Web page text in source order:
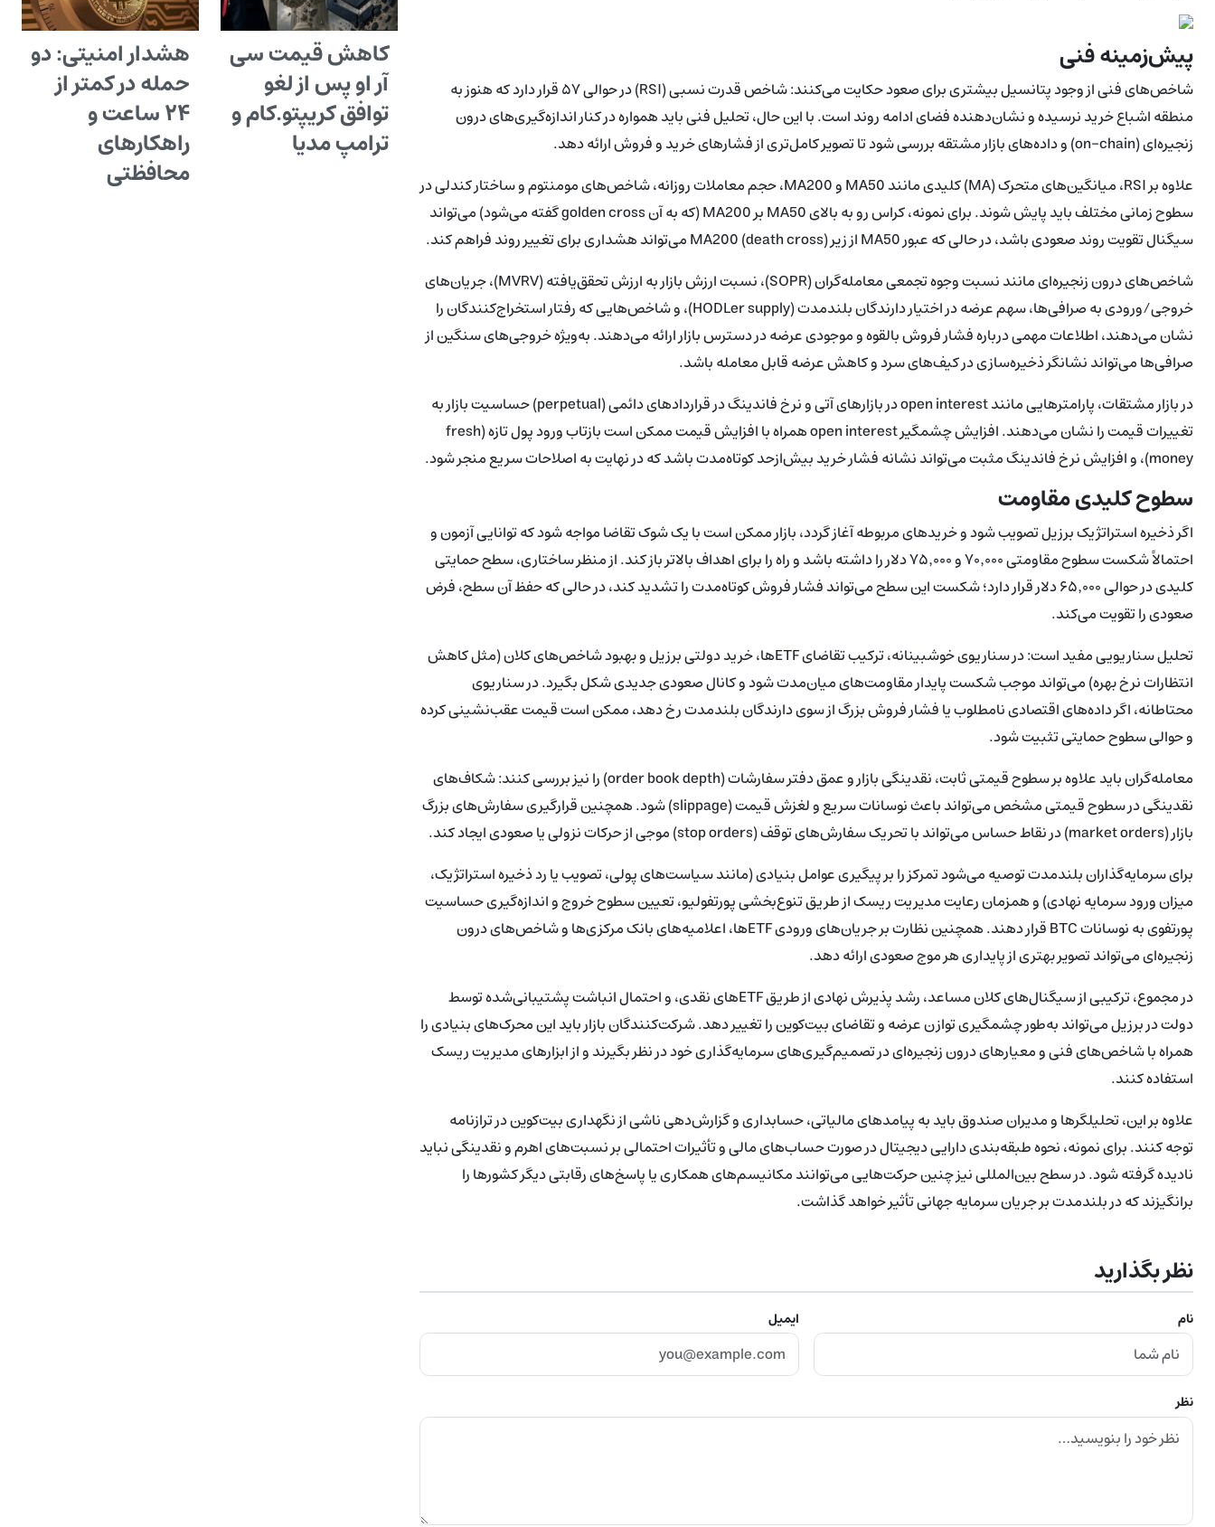
پیش‌زمینه فنی
شاخص‌های فنی از وجود پتانسیل بیشتری برای صعود حکایت می‌کنند: شاخص قدرت نسبی (RSI) در حوالی ۵۷ قرار دارد که هنوز به
منطقه اشباع خرید نرسیده و نشان‌دهنده فضای ادامه روند است. با این حال، تحلیل فنی باید همواره در کنار اندازه‌گیری‌های درون
زنجیره‌ای (on-chain) و داده‌های بازار مشتقه بررسی شود تا تصویر کامل‌تری از فشارهای خرید و فروش ارائه دهد.
علاوه بر RSI، میانگین‌های متحرک (MA) کلیدی مانند MA50 و MA200، حجم معاملات روزانه، شاخص‌های مومنتوم و ساختار کندلی در
سطوح زمانی مختلف باید پایش شوند. برای نمونه، کراس رو به بالای MA50 بر MA200 (که به آن golden cross گفته می‌شود) می‌تواند
سیگنال تقویت روند صعودی باشد، در حالی که عبور MA50 از زیر MA200 (death cross) می‌تواند هشداری برای تغییر روند فراهم کند.
شاخص‌های درون زنجیره‌ای مانند نسبت وجوه تجمعی معامله‌گران (SOPR)، نسبت ارزش بازار به ارزش تحقق‌یافته (MVRV)، جریان‌های
خروجی/ورودی به صرافی‌ها، سهم عرضه در اختیار دارندگان بلندمدت (HODLer supply)، و شاخص‌هایی که رفتار استخراج‌کنندگان را
نشان می‌دهند، اطلاعات مهمی درباره فشار فروش بالقوه و موجودی عرضه در دسترس بازار ارائه می‌دهند. به‌ویژه خروجی‌های سنگین از
صرافی‌ها می‌تواند نشانگر ذخیره‌سازی در کیف‌های سرد و کاهش عرضه قابل معامله باشد.
در بازار مشتقات، پارامترهایی مانند open interest در بازارهای آتی و نرخ فاندینگ در قراردادهای دائمی (perpetual) حساسیت بازار به
تغییرات قیمت را نشان می‌دهند. افزایش چشمگیر open interest همراه با افزایش قیمت ممکن است بازتاب ورود پول تازه (fresh
money)، و افزایش نرخ فاندینگ مثبت می‌تواند نشانه فشار خرید بیش‌ازحد کوتاه‌مدت باشد که در نهایت به اصلاحات سریع منجر شود.
سطوح کلیدی مقاومت
اگر ذخیره استراتژیک برزیل تصویب شود و خریدهای مربوطه آغاز گردد، بازار ممکن است با یک شوک تقاضا مواجه شود که توانایی آزمون و
احتمالاً شکست سطوح مقاومتی ۷۰٬۰۰۰ و ۷۵٬۰۰۰ دلار را داشته باشد و راه را برای اهداف بالاتر باز کند. از منظر ساختاری، سطح حمایتی
کلیدی در حوالی ۶۵٬۰۰۰ دلار قرار دارد؛ شکست این سطح می‌تواند فشار فروش کوتاه‌مدت را تشدید کند، در حالی که حفظ آن سطح، فرض
صعودی را تقویت می‌کند.
تحلیل سناریویی مفید است: در سناریوی خوشبینانه، ترکیب تقاضای ETFها، خرید دولتی برزیل و بهبود شاخص‌های کلان (مثل کاهش
انتظارات نرخ بهره) می‌تواند موجب شکست پایدار مقاومت‌های میان‌مدت شود و کانال صعودی جدیدی شکل بگیرد. در سناریوی
محتاطانه، اگر داده‌های اقتصادی نامطلوب یا فشار فروش بزرگ از سوی دارندگان بلندمدت رخ دهد، ممکن است قیمت عقب‌نشینی کرده
و حوالی سطوح حمایتی تثبیت شود.
معامله‌گران باید علاوه بر سطوح قیمتی ثابت، نقدینگی بازار و عمق دفتر سفارشات (order book depth) را نیز بررسی کنند: شکاف‌های
نقدینگی در سطوح قیمتی مشخص می‌تواند باعث نوسانات سریع و لغزش قیمت (slippage) شود. همچنین قرارگیری سفارش‌های بزرگ
بازار (market orders) در نقاط حساس می‌تواند با تحریک سفارش‌های توقف (stop orders) موجی از حرکات نزولی یا صعودی ایجاد کند.
برای سرمایه‌گذاران بلندمدت توصیه می‌شود تمرکز را بر پیگیری عوامل بنیادی (مانند سیاست‌های پولی، تصویب یا رد ذخیره استراتژیک،
میزان ورود سرمایه نهادی) و همزمان رعایت مدیریت ریسک از طریق تنوع‌بخشی پورتفولیو، تعیین سطوح خروج و اندازه‌گیری حساسیت
پورتفوی به نوسانات BTC قرار دهند. همچنین نظارت بر جریان‌های ورودی ETFها، اعلامیه‌های بانک مرکزی‌ها و شاخص‌های درون
زنجیره‌ای می‌تواند تصویر بهتری از پایداری هر موج صعودی ارائه دهد.
در مجموع، ترکیبی از سیگنال‌های کلان مساعد، رشد پذیرش نهادی از طریق ETFهای نقدی، و احتمال انباشت پشتیبانی‌شده توسط
دولت در برزیل می‌تواند به‌طور چشمگیری توازن عرضه و تقاضای بیت‌کوین را تغییر دهد. شرکت‌کنندگان بازار باید این محرک‌های بنیادی را
همراه با شاخص‌های فنی و معیارهای درون زنجیره‌ای در تصمیم‌گیری‌های سرمایه‌گذاری خود در نظر بگیرند و از ابزارهای مدیریت ریسک
استفاده کنند.
علاوه بر این، تحلیلگرها و مدیران صندوق باید به پیامدهای مالیاتی، حسابداری و گزارش‌دهی ناشی از نگهداری بیت‌کوین در ترازنامه
توجه کنند. برای نمونه، نحوه طبقه‌بندی دارایی دیجیتال در صورت حساب‌های مالی و تأثیرات احتمالی بر نسبت‌های اهرم و نقدینگی نباید
نادیده گرفته شود. در سطح بین‌المللی نیز چنین حرکت‌هایی می‌توانند مکانیسم‌های همکاری یا پاسخ‌های رقابتی دیگر کشورها را
برانگیزند که در بلندمدت بر جریان سرمایه جهانی تأثیر خواهد گذاشت.
نظر بگذارید
نام ایمیل
نظر
کاهش قیمت سی
آر او پس از لغو
توافق کریپتو.کام و
ترامپ مدیا
هشدار امنیتی: دو
حمله در کمتر از
۲۴ ساعت و
راهکارهای
محافظتی